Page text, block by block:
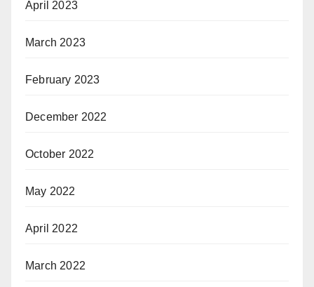
April 2023
March 2023
February 2023
December 2022
October 2022
May 2022
April 2022
March 2022